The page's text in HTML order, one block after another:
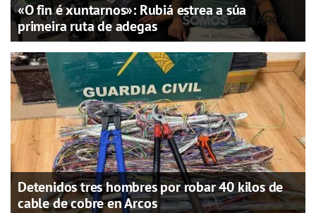
«O fin é xuntarnos»: Rubiá estrea a súa
primeira ruta de adegas
Detenidos tres hombres por robar 40 kilos de
cable de cobre en Arcos